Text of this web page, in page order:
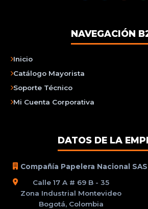
NAVEGACIÓN
Inicio
Catálogo Mayorista
Soporte Técnico
Mi Cuenta Corporativa
DATOS DE LA
Compañía Papelera Nacional SAS
Calle 17 A # 69 B - 35
Zona Industrial Montevideo
Bogotá, Colombia